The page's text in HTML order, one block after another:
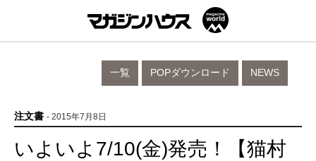
NEWS
POPダウンロード
一覧
注文書 - 2015年7月8日
いよいよ7/10(金)発売！【猫村